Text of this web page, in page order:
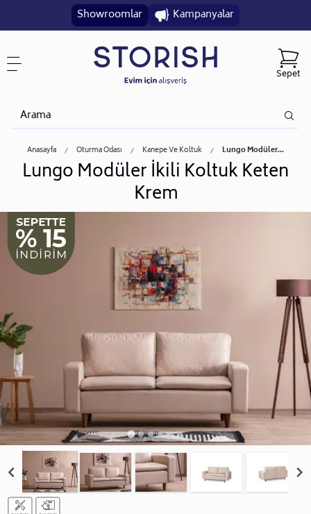
Showroomlar Kampanyalar
Sepet
Anasayfa Oturma Odası Kanepe Ve Koltuk Lungo Modüler...
Lungo Modüler İkili Koltuk Keten
Krem